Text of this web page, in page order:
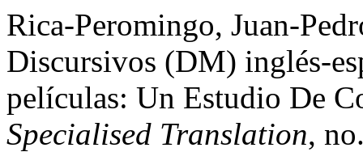
Rica-Peromingo, Juan-
Discursivos (DM) inglés-
películas: Un Estudio De
Specialised Translation,